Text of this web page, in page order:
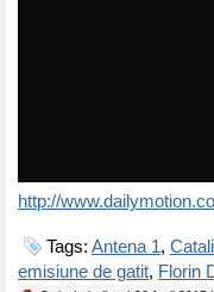
http://
Tags: Antena 1,
emisiune de gatit, Florin